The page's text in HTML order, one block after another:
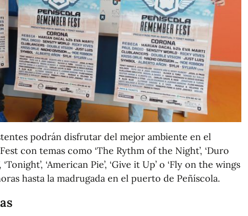
podrán disfrutar del mejor ambiente en el
con temas como ‘The Rythm of the Night’, ‘Duro
‘Tonight’, ‘American Pie’, ‘Give it Up’ o ‘Fly on the wings
hasta la madrugada en el puerto de Peñíscola.